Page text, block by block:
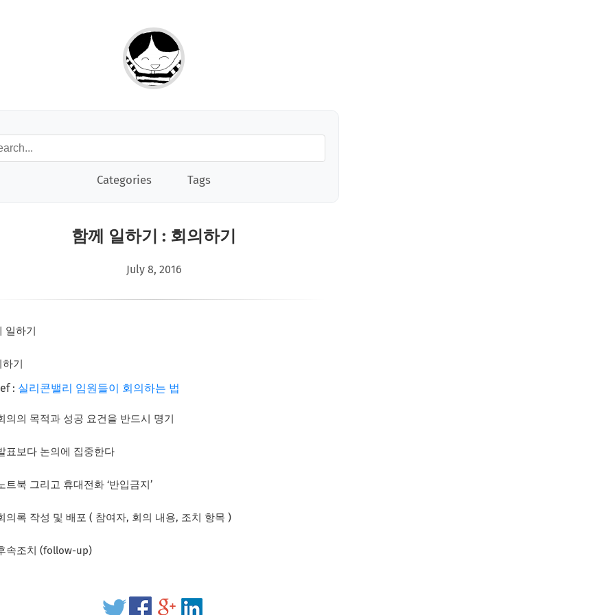
Categories Tags
함께 일하기 : 회의하기
July 8, 2016
일하기
기
: 실리콘밸리 임원들이 회의하는 법
의의 목적과 성공 요건을 반드시 명기
표보다 논의에 집중한다
트북 그리고 휴대전화 ‘반입금지’
의록 작성 및 배포 ( 참여자, 회의 내용, 조치 항목 )
속조치 (follow-up)